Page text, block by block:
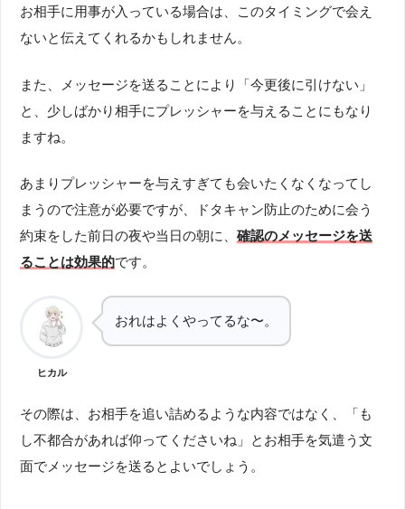
お相手に用事が入っている場合は、このタイミングで会え
ないと伝えてくれるかもしれません。
また、メッセージを送ることにより「今更後に引けない」
と、少しばかり相手にプレッシャーを与えることにもなり
ますね。
あまりプレッシャーを与えすぎても会いたくなくなってし
まうので注意が必要ですが、ドタキャン防止のために会う
約束をした前日の夜や当日の朝に、確認のメッセージを送
ることは効果的です。
ヒカル
おれはよくやってるな〜。
その際は、お相手を追い詰めるような内容ではなく、「も
し不都合があれば仰ってくださいね」とお相手を気遣う文
面でメッセージを送るとよいでしょう。